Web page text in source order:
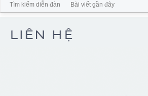
Tìm kiếm diễn đàn Bài viết gần đây